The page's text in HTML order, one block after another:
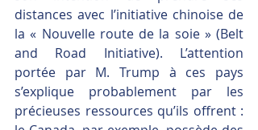
distances avec l’initiative chinoise de
la « Nouvelle route de la soie » (Belt
and Road Initiative). L’attention
portée par M. Trump à ces pays
s’explique probablement par les
précieuses ressources qu’ils offrent :